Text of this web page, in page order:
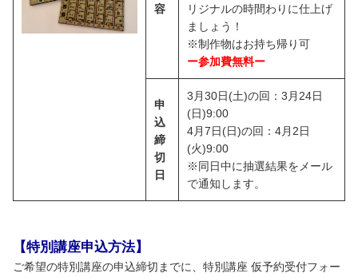
容
リジナルの時間わりに仕上げ
ましょう！
※制作物はお持ち帰り可
ー参加費無料ー
申
込
締
切
日
3月30日(土)の回：3月24日
(日)9:00
4月7日(日)の回：4月2日
(火)9:00
※同日中に抽選結果をメール
で通知します。
【特別講座申込方法】
ご希望の特別講座の申込締切までに、特別講座 仮予約受付フォー